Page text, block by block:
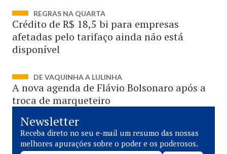
REGRAS NA QUARTA
Crédito de R$ 18,5 bi para empresas
afetadas pelo tarifaço ainda não está
disponível
DE VAQUINHA A LULINHA
A nova agenda de Flávio Bolsonaro após a
troca de marqueteiro
Newsletter
Receba direto no seu e-mail um resumo das nossas
melhores apurações sobre o poder e os poderosos.